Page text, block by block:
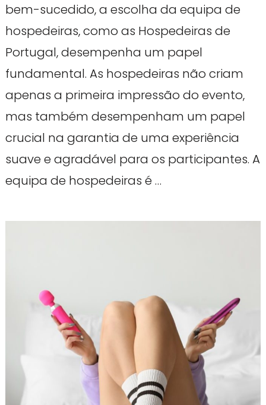
bem-sucedido, a escolha da equipa de
hospedeiras, como as Hospedeiras de
Portugal, desempenha um papel
fundamental. As hospedeiras não criam
apenas a primeira impressão do evento,
mas também desempenham um papel
crucial na garantia de uma experiência
suave e agradável para os participantes. A
equipa de hospedeiras é …